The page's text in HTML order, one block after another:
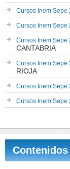
Cursos Inem Sepe
Cursos Inem Sepe
Cursos Inem Sepe
CANTABRIA
Cursos Inem Sepe
RIOJA
Cursos Inem Sepe
Cursos Inem Sepe